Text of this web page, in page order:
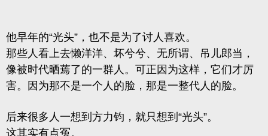
他早年的“光头”，也不是为了讨人喜欢。
那些人看上去懒洋洋、坏兮兮、无所谓、吊儿郎当，
像被时代晒蔫了的一群人。可正因为这样，它们才厉
害。因为那不是一个人的脸，那是一整代人的脸。
后来很多人一想到方力钧，就只想到“光头”。
这其实有点冤。